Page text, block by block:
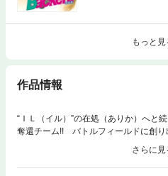
もっと見
作品情報
“ＩＬ（イル）”の在処（ありか）へと
奪還チーム!! バトルフィールドに創り
った――!! MAKUBEX（マクベス）が
「無限城」はおろか東京を瓦礫の山
そのMAKUBEXを阻止するため、花